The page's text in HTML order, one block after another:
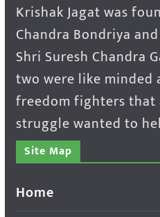
Krishak Jagat was
Chandra Bondriya
Shri Suresh Chandra
two were like
freedom fighters
struggle wanted to
Site Map
Home